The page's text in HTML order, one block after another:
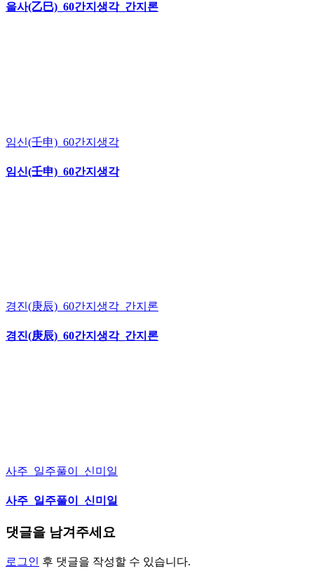
을사(乙巳)_60간지생각_간지론
임신(壬申)_60간지생각
임신(壬申)_60간지생각
경진(庚辰)_60간지생각_간지론
경진(庚辰)_60간지생각_간지론
사주_일주풀이_신미일
사주_일주풀이_신미일
댓글을 남겨주세요
로그인 후 댓글을 작성할 수 있습니다.